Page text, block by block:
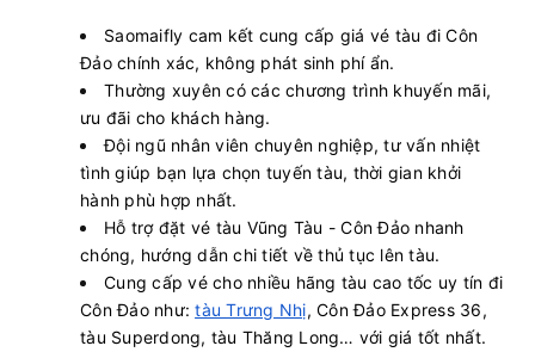
Lý Sơn - Sa Kỳ
15:45 - 182k
Chọn mua
Saomaifly cam kết cung cấp giá vé tàu đi Côn
Đảo chính xác, không phát sinh phí ẩn.
Thường xuyên có các chương trình khuyến mãi,
ưu đãi cho khách hàng.
Đội ngũ nhân viên chuyên nghiệp, tư vấn nhiệt
tình giúp bạn lựa chọn tuyến tàu, thời gian khởi
hành phù hợp nhất.
Hỗ trợ đặt vé tàu Vũng Tàu - Côn Đảo nhanh
chóng, hướng dẫn chi tiết về thủ tục lên tàu.
Cung cấp vé cho nhiều hãng tàu cao tốc uy tín đi
Côn Đảo như:tàu Trưng Nhị, Côn Đảo Express 36,
tàu Superdong, tàu Thăng Long… với giá tốt nhất.